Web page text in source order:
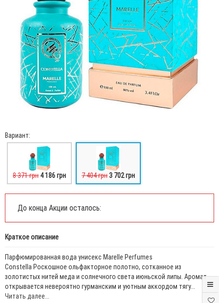
Вариант:
8 371 грн 4 186 грн 7 404 грн3 702 грн
До конца Акции осталось:
Краткое описание
Парфюмированная вода унисекс Marelle Perfumes
Constella Роскошное ольфакторное полотно, сотканное из
золотистых нитей меда и солнечного света июньской липы. Аромат
открывается невероятно гурманским и уютным аккордом тягу...
Читать далее...